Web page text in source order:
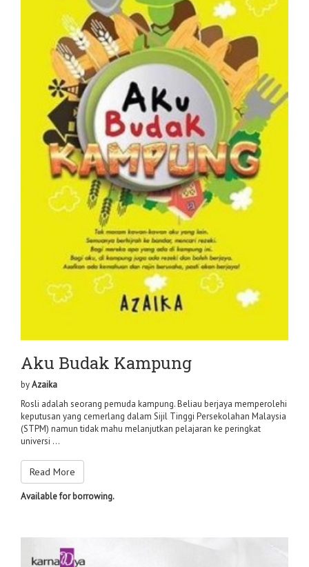
Aku Budak Kampung
byAzaika
Rosli adalah seorang pemuda kampung. Beliau berjaya memperolehi
keputusan yang cemerlang dalam Sijil Tinggi Persekolahan Malaysia
(STPM) namun tidak mahu melanjutkan pelajaran ke peringkat
universi ...
Read More
Available for borrowing.